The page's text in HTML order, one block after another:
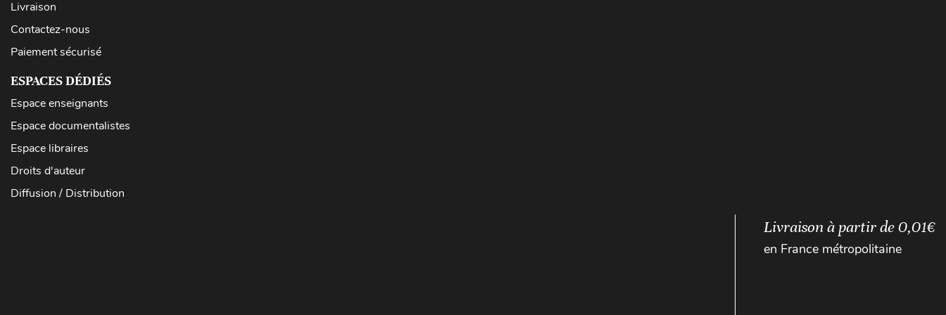
Livraison
Contactez-nous
Paiement sécurisé
ESPACES DÉDIÉS
Espace enseignants
Espace documentalistes
Espace libraires
Droits d'auteur
Diffusion / Distribution
Livraison à partir de 0,01€
en France métropolitaine